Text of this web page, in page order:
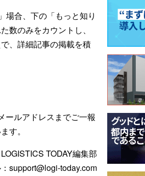
場合、下の「もっと知り
数のみをカウントし、
、詳細記事の掲載を積
ールアドレスまでご一報
す。
LOGISTICS TODAY編集部
support@logi-today.com